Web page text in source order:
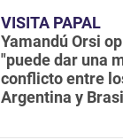
VISITA PAPAL
Yamandú Orsi
"puede dar una
conflicto entre
Argentina y Brasil